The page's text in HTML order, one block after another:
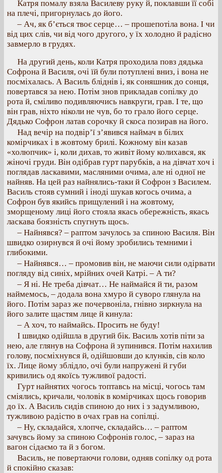
Катря помалу взяла Василеву руку й, поклавши її собі
на плечі, пригорнулась до його.
– Ач, як б’ється твоє серце… – прошепотіла вона. І чи
від цих слів, чи від чого другого, у їх холодно й радісно
завмерло в грудях.
На другий день, коли Катря проходила повз дядька
Софрона й Василя, очі їй були потуплені вниз, і вона не
посміхалась. А Василь бліднів і, як соняшник до сонця,
повертався за нею. Потім знов прикладав сопілку до
рота й, сміливо подивляючись навкруги, грав. І те, що
він грав, ніхто ніколи не чув, бо то грало його серце.
Дядько Софрон латав сорочку й скоса позирав на його.
Над вечір на подвір’ї з’явився наймач в білих
комірчиках і в жовтому брилі. Кожному він казав
«холюпчик» і, коли дихав, то живіт йому колихався, як
жіночі груди. Він одібрав гурт парубків, а на дівчат хоч і
поглядав ласкавими, масляними очима, але ні одної не
найняв. На цей раз найнялись-таки й Софрон з Василем.
Василь стояв сумний і іноді шукав когось очима, а
Софрон був якийсь прищулений і на жовтому,
зморщеному лиці його стояла якась обережність, якась
ласкава боязність спугнуть щось.
– Найнявся? – раптом зачулось за спиною Василя. Він
швидко озирнувся й очі йому зробились темними і
глибокими.
– Найнявся… – промовив він, не маючи сили одірвати
погляду від синіх, мрійних очей Катрі. – А ти?
– Я ні. Не треба дівчат… Не наймайся й ти, разом
наймемось, – додала вона хмуро й суворо глянула на
його. Потім зараз же почервоніла, гнівно зиркнула на
його залите щастям лице й кинула:
– А хоч, то наймайсь. Просить не буду!
І швидко одійшла в другий бік. Василь хотів піти за
нею, але глянув на Софрона й зупинився. Потім нахилив
голову, посміхнувся й, одійшовши до клунків, сів коло
їх. Лице йому зблідло, очі були напружені й губи
кривились од якоїсь тужливої радості.
Гурт найнятих чогось топтавсь на місці, чогось там
сміялись, кричали, чоловік в комірчиках щось говорив
до їх. А Василь сидів спиною до них і з задумливою,
тужливою радістю в очах грав на сопілці.
– Ну, складайся, хлопче, складайсь… – раптом
зачувсь йому за спиною Софронів голос, – зараз на
вагон сідаємо та й з богом.
Василь, не повертаючи голови, одняв сопілку од рота
й спокійно сказав: